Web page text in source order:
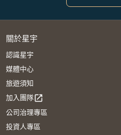
關於星宇
認識星宇
媒體中心
旅遊須知
加入團隊open_in_new
公司治理專區
投資人專區